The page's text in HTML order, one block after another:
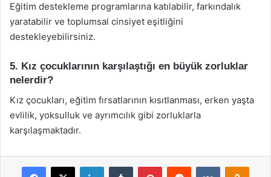
Eğitim destekleme programlarına katılabilir, farkındalık
yaratabilir ve toplumsal cinsiyet eşitliğini
destekleyebilirsiniz.
5. Kız çocuklarının karşılaştığı en büyük zorluklar
nelerdir?
Kız çocukları, eğitim fırsatlarının kısıtlanması, erken yaşta
evlilik, yoksulluk ve ayrımcılık gibi zorluklarla
karşılaşmaktadır.
Facebook
X LinkedInTumblr PinterestReddit VKontakte